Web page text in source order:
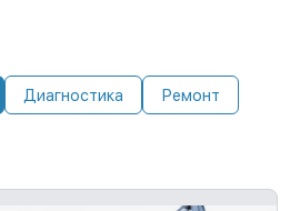
Диагностика Ремонт